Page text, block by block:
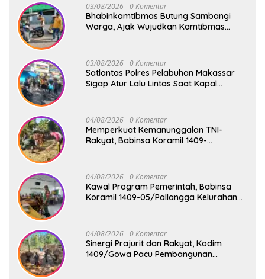
03/08/2026 0 Komentar
Bhabinkamtibmas Butung Sambangi
Warga, Ajak Wujudkan Kamtibmas
03/08/2026 0 Komentar
Satlantas Polres Pelabuhan Makassar
Sigap Atur Lalu Lintas Saat Kapal
04/08/2026 0 Komentar
Memperkuat Kemanunggalan TNI-
Rakyat, Babinsa Koramil 1409-
04/08/2026 0 Komentar
Kawal Program Pemerintah, Babinsa
Koramil 1409-05/Pallangga Kelurahan
04/08/2026 0 Komentar
Sinergi Prajurit dan Rakyat, Kodim
1409/Gowa Pacu Pembangunan